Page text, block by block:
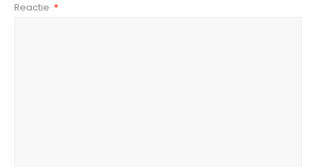
Reactie *